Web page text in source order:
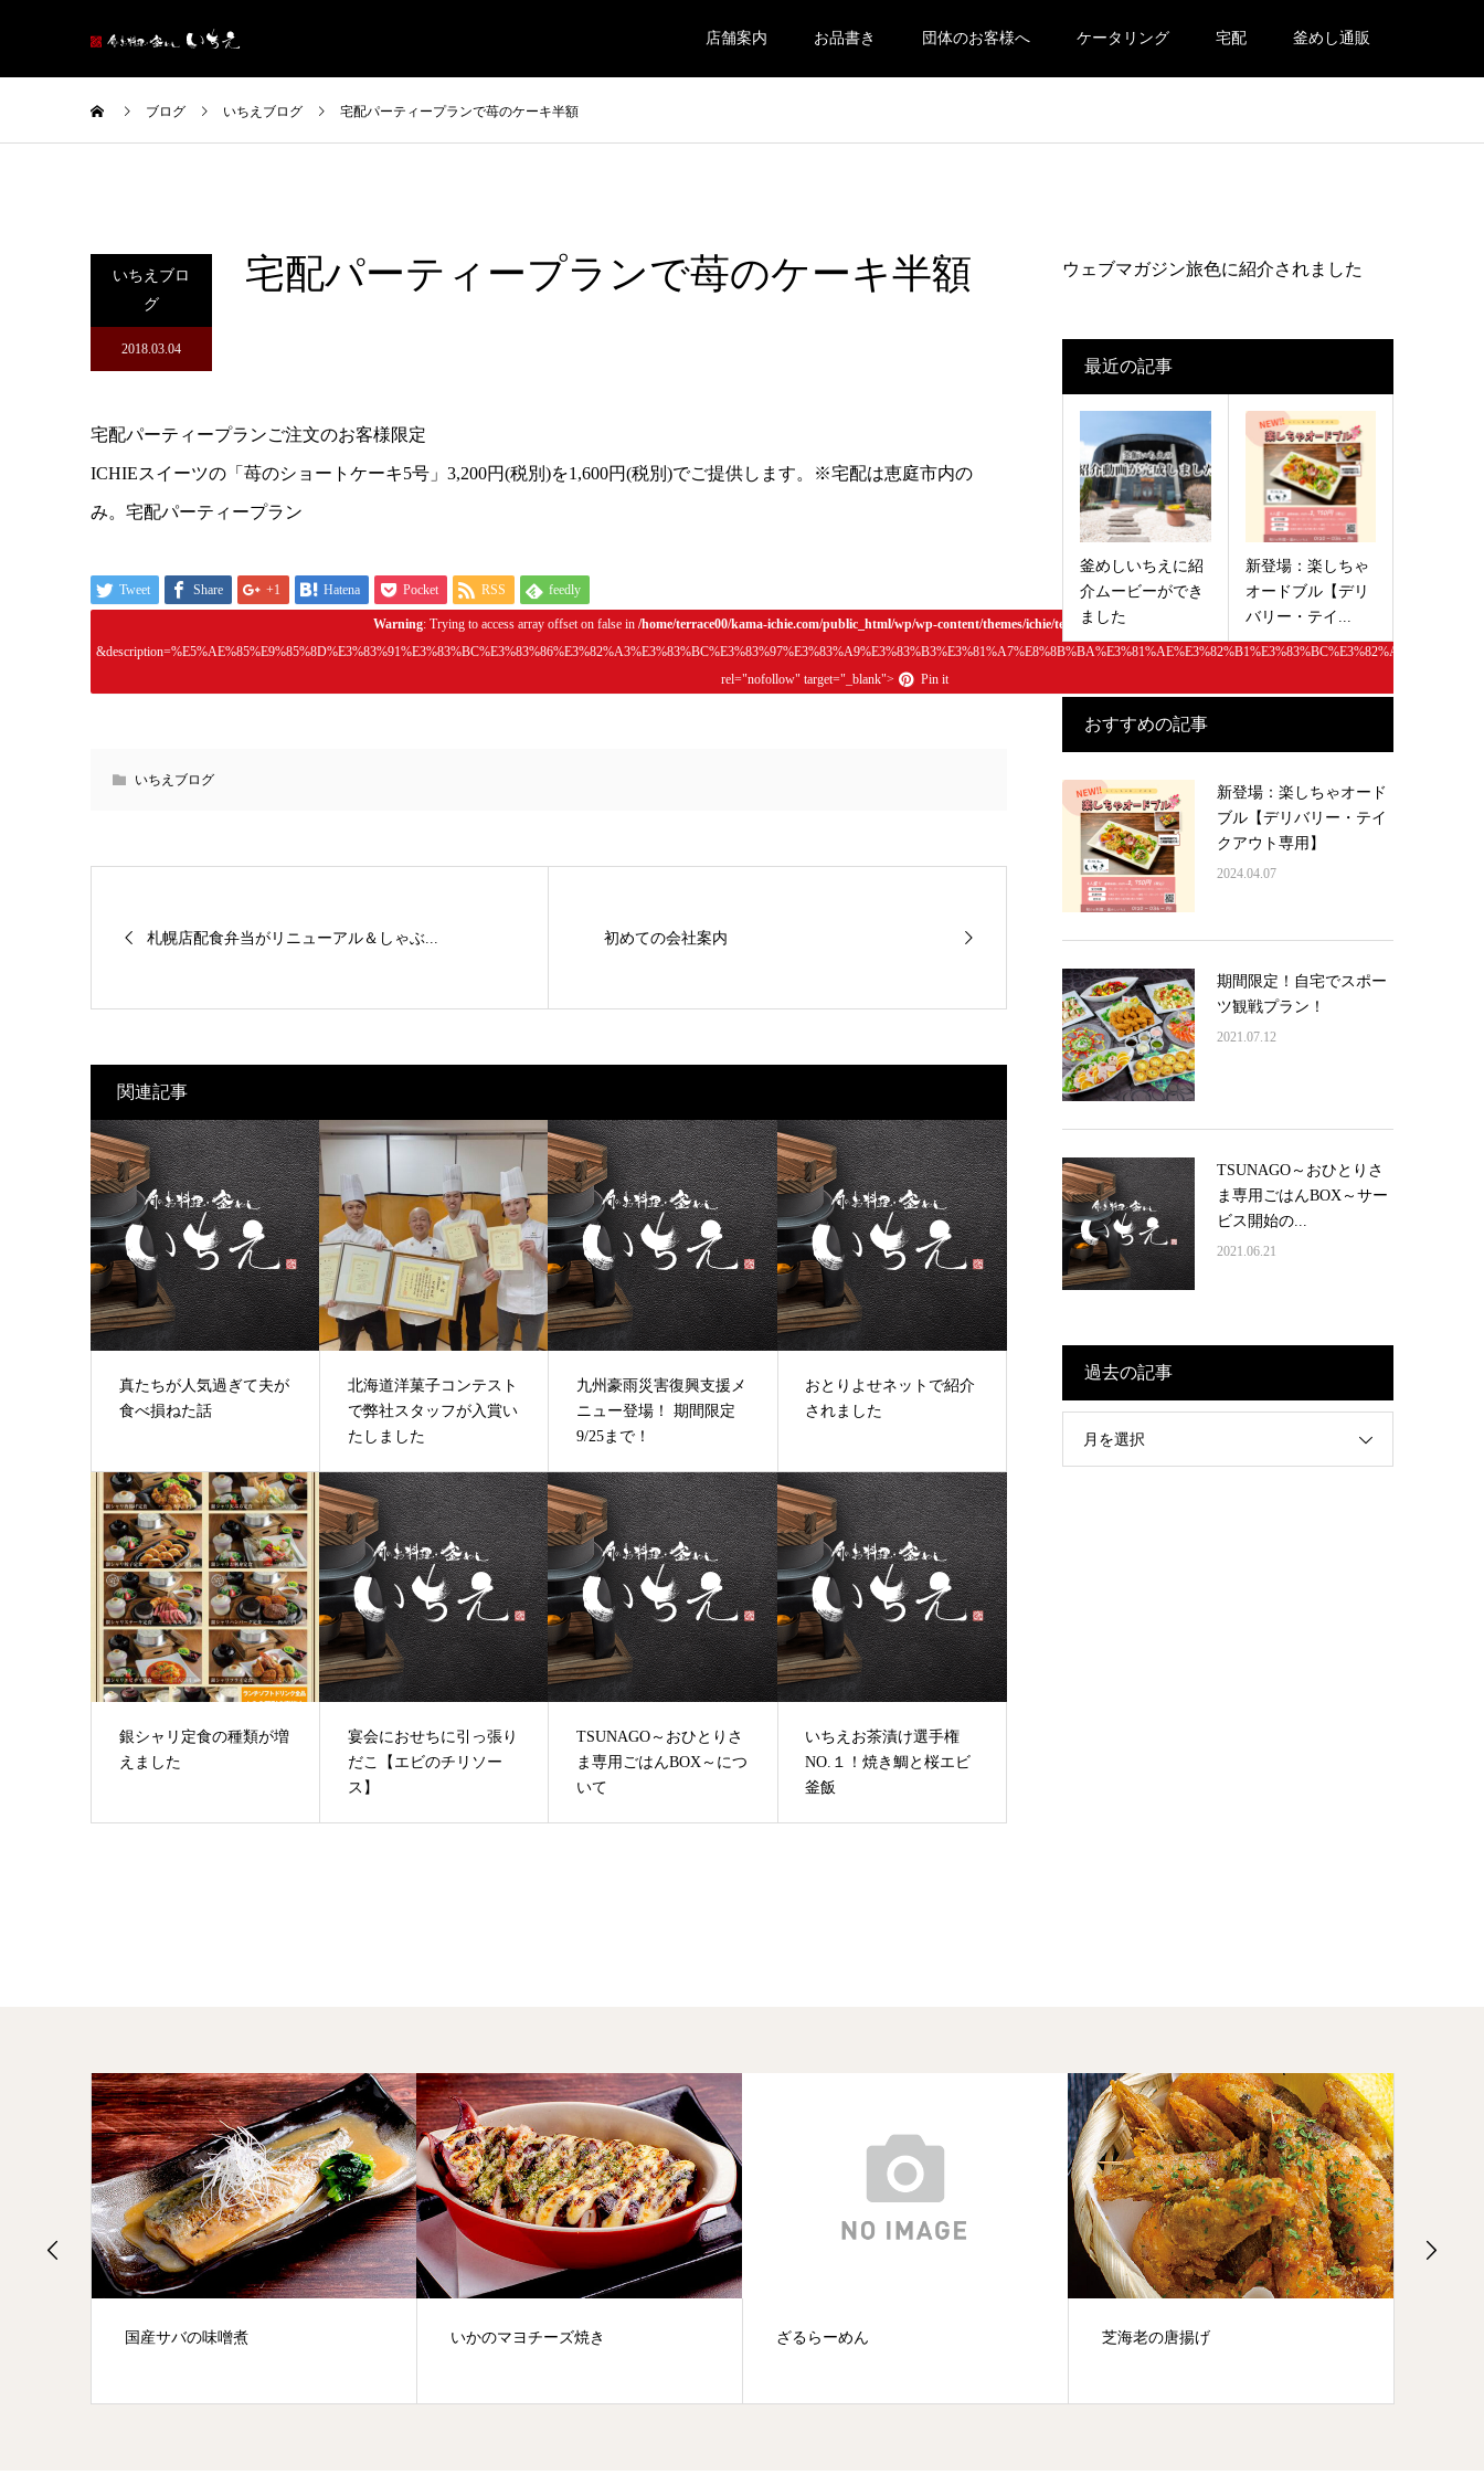
店舗案内 お品書き 団体のお客様へ ケータリング 宅配 釜めし通販
ブログ いちえブログ 宅配パーティープランで苺のケーキ半額
いちえブロ
グ
2018.03.04
宅配パーティープランで苺のケーキ半額
宅配パーティープランご注文のお客様限定
ICHIEスイーツの「苺のショートケーキ5号」3,200円(税別)を1,600円(税別)でご提供します。※宅配は恵庭市内の
み。宅配パーティープラン
Tweet Share +1 Hatena Pocket RSS feedly
Warning: Trying to access array offset on false in /home/terrace00/kama-ichie.com/public_html/wp/wp-content/themes/ichie/template-parts/sns-btn-btm.php on line
rel="nofollow" target="_blank">
Pin it
いちえブログ
札幌店配食弁当がリニューアル＆しゃぶ... 初めての会社案内
関連記事
真たちが人気過ぎて夫が
食べ損ねた話
北海道洋菓子コンテスト
で弊社スタッフが入賞い
たしました
九州豪雨災害復興支援メ
ニュー登場！ 期間限定
9/25まで！
おとりよせネットで紹介
されました
銀シャリ定食の種類が増
えました
宴会におせちに引っ張り
だこ【エビのチリソー
ス】
TSUNAGO～おひとりさ
ま専用ごはんBOX～につ
いて
いちえお茶漬け選手権
NO.１！焼き鯛と桜エビ
釜飯
ウェブマガジン旅色に紹介されました
最近の記事
釜めしいちえに紹
介ムービーができ
ました
新登場：楽しちゃ
オードブル【デリ
バリー・テイ...
おすすめの記事
新登場：楽しちゃオード
ブル【デリバリー・テイ
クアウト専用】
2024.04.07
期間限定！自宅でスポー
ツ観戦プラン！
2021.07.12
TSUNAGO～おひとりさ
ま専用ごはんBOX～サー
ビス開始の...
2021.06.21
過去の記事
月を選択
国産サバの味噌煮 いかのマヨチーズ焼き ざるらーめん 芝海老の唐揚げ